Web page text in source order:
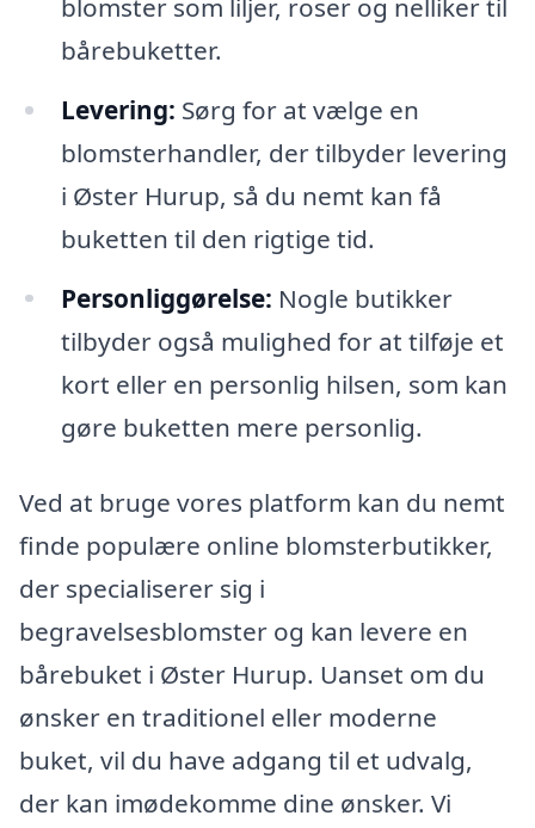
blomster som liljer, roser og nelliker til
bårebuketter.
Levering: Sørg for at vælge en
blomsterhandler, der tilbyder levering
i Øster Hurup, så du nemt kan få
buketten til den rigtige tid.
Personliggørelse: Nogle butikker
tilbyder også mulighed for at tilføje et
kort eller en personlig hilsen, som kan
gøre buketten mere personlig.
Ved at bruge vores platform kan du nemt
finde populære online blomsterbutikker,
der specialiserer sig i
begravelsesblomster og kan levere en
bårebuket i Øster Hurup. Uanset om du
ønsker en traditionel eller moderne
buket, vil du have adgang til et udvalg,
der kan imødekomme dine ønsker. Vi